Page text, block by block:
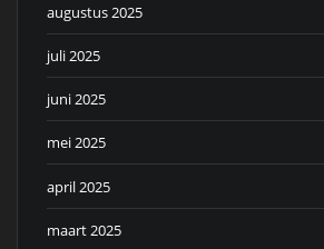
augustus 2025
juli 2025
juni 2025
mei 2025
april 2025
maart 2025